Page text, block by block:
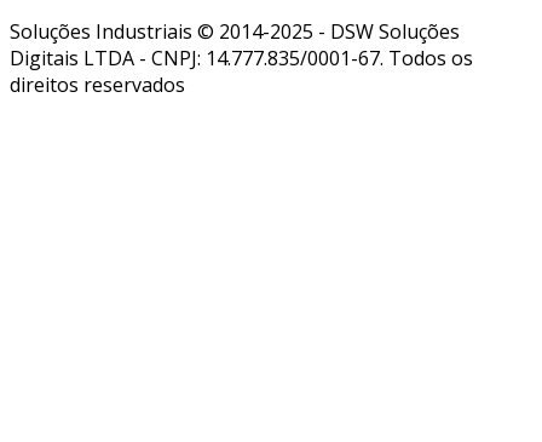
Soluções Industriais © 2014-2025 - DSW Soluções
Digitais LTDA - CNPJ: 14.777.835/0001-67. Todos os
direitos reservados